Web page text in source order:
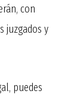
con
juzgados y
puedes